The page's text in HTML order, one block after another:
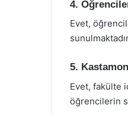
4.
Evet,
5.
Evet, fakülte
öğrencilerin